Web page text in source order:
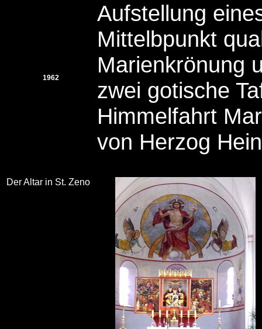
1962
Aufstellung
Mittelbpunkt
Marienkrönung
zwei gotische
Himmelfahrt
von Herzog
Der Altar in St. Zeno